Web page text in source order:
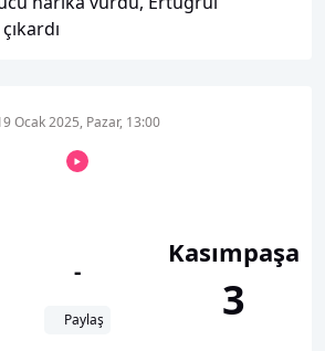
Ocak 2025, Pazar, 13:00
-
Paylaş
Kasımpaşa
3